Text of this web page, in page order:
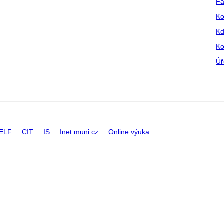
ELF CIT IS Inet.muni.cz Online výuka